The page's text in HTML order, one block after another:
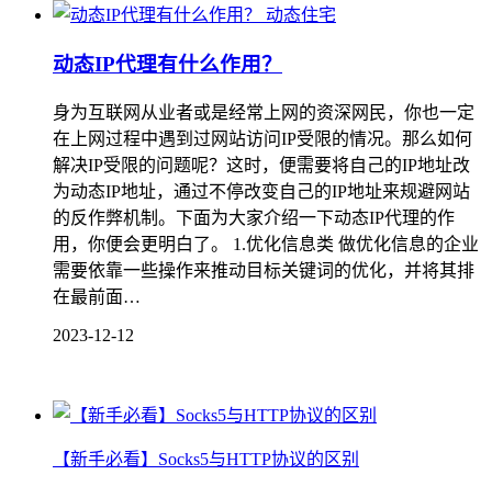
动态住宅
动态IP代理有什么作用？
身为互联网从业者或是经常上网的资深网民，你也一定
在上网过程中遇到过网站访问IP受限的情况。那么如何
解决IP受限的问题呢？这时，便需要将自己的IP地址改
为动态IP地址，通过不停改变自己的IP地址来规避网站
的反作弊机制。下面为大家介绍一下动态IP代理的作
用，你便会更明白了。 1.优化信息类 做优化信息的企业
需要依靠一些操作来推动目标关键词的优化，并将其排
在最前面…
2023-12-12
【新手必看】Socks5与HTTP协议的区别